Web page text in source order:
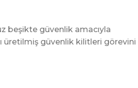
beşikte güvenlik amacıyla
üretilmiş güvenlik kilitleri görevini